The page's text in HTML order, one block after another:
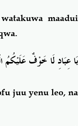
maadui
يَا عِبَادِ لَا خَوْفٌ عَلَيْكُمُ
juu yenu leo, na